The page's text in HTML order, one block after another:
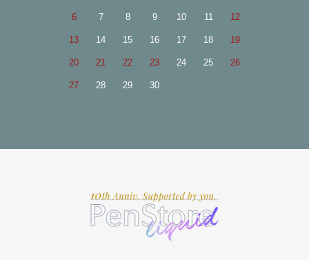
6 7 8 9 10 11 12
13 14 15 16 17 18 19
20 21 22 23 24 25 26
27 28 29 30